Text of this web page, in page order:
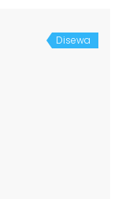
Disewa